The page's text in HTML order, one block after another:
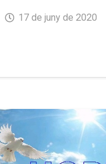
17 de juny de 2020